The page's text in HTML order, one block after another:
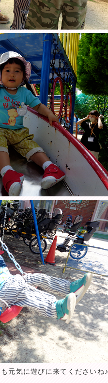
元気に遊びに来てくださいね♪